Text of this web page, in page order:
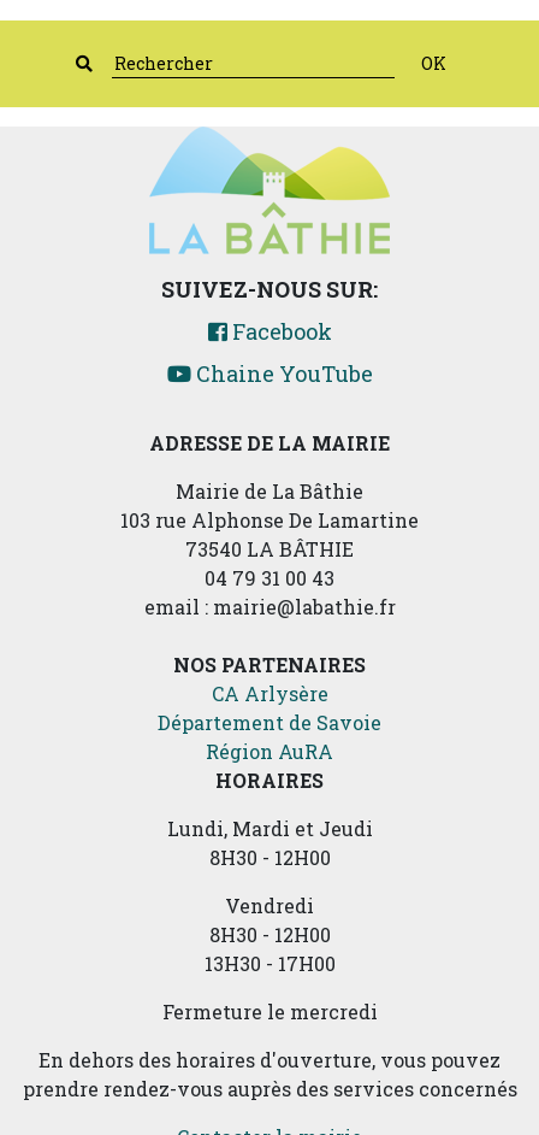
OK
ADRESSE DE LA MAIRIE
Mairie de La Bâthie
103 rue Alphonse De Lamartine
73540 LA BÂTHIE
04 79 31 00 43
email : mairie@labathie.fr
NOS PARTENAIRES
CA Arlysère
Département de Savoie
Région AuRA
SUIVEZ-NOUS SUR:
Facebook
Chaine YouTube
HORAIRES
Lundi, Mardi et Jeudi
8H30 - 12H00
Vendredi
8H30 - 12H00
13H30 - 17H00
Fermeture le mercredi
En dehors des horaires d'ouverture, vous pouvez
prendre rendez-vous auprès des services concernés